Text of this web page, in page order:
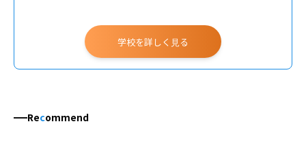
学校教育課程 社会科教育専攻
学校教育課程 数学科教育専攻
学校を詳しく見る
Recommend